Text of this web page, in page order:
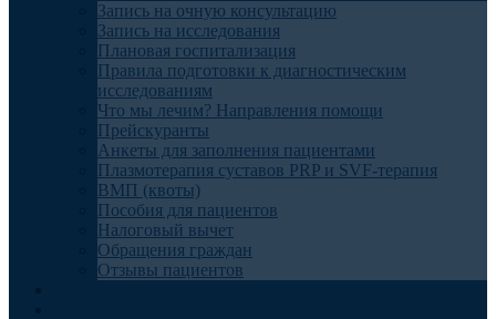
Запись на очную консультацию
Запись на исследования
Плановая госпитализация
Правила подготовки к диагностическим
исследованиям
Что мы лечим? Направления помощи
Прейскуранты
Анкеты для заполнения пациентами
Плазмотерапия суставов PRP и SVF-терапия
ВМП (квоты)
Пособия для пациентов
Налоговый вычет
Обращения граждан
Отзывы пациентов